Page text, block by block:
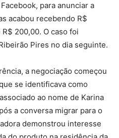
para anunciar a
acabou recebendo R$
200,00. O caso foi
Pires no dia seguinte.
a negociação começou
se identificava como
ao nome de Karina
a conversa migrar para o
demonstrou interesse